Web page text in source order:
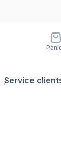
Service